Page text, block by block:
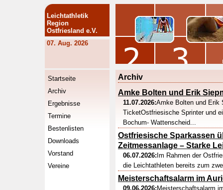
Leichtathletik
Region
Ostfriesland e.V.
07. Aug. 2026
Startseite
Archiv
Ergebnisse
Termine
Bestenlisten
Downloads
Vorstand
Vereine
Archiv
Amke Bolten und Erik
11.07.2026:Amke Bolten und Erik
TicketOstfriesische Sprinter und
Bochum- Wattenscheid...
Ostfriesische Sparkassen
Zeitmessanlage – Starke
06.07.2026: Im Rahmen der
die Leichtathleten bereits zum
Meisterschaftsalarm im
09.06.2026: Meisterschaftsalarm